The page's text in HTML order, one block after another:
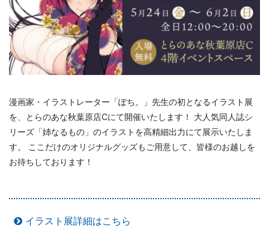
漫画家・イラストレーター「ぽち。」先生の初となるイラスト展
を、とらのあな秋葉原店Cにて開催いたします！ 大人気同人誌シ
リーズ「姉なるもの」のイラストを高精細出力にて展示いたしま
す。 ここだけのオリジナルグッズもご用意して、皆様のお越しを
お待ちしております！
イラスト展詳細はこちら